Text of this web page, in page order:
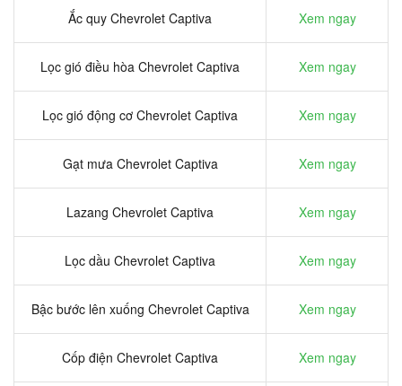
Ắc quy Chevrolet Captiva Xem ngay
Lọc gió điều hòa Chevrolet Captiva Xem ngay
Lọc gió động cơ Chevrolet Captiva Xem ngay
Gạt mưa Chevrolet Captiva Xem ngay
Lazang Chevrolet Captiva Xem ngay
Lọc dầu Chevrolet Captiva Xem ngay
Bậc bước lên xuống Chevrolet Captiva Xem ngay
Cốp điện Chevrolet Captiva Xem ngay